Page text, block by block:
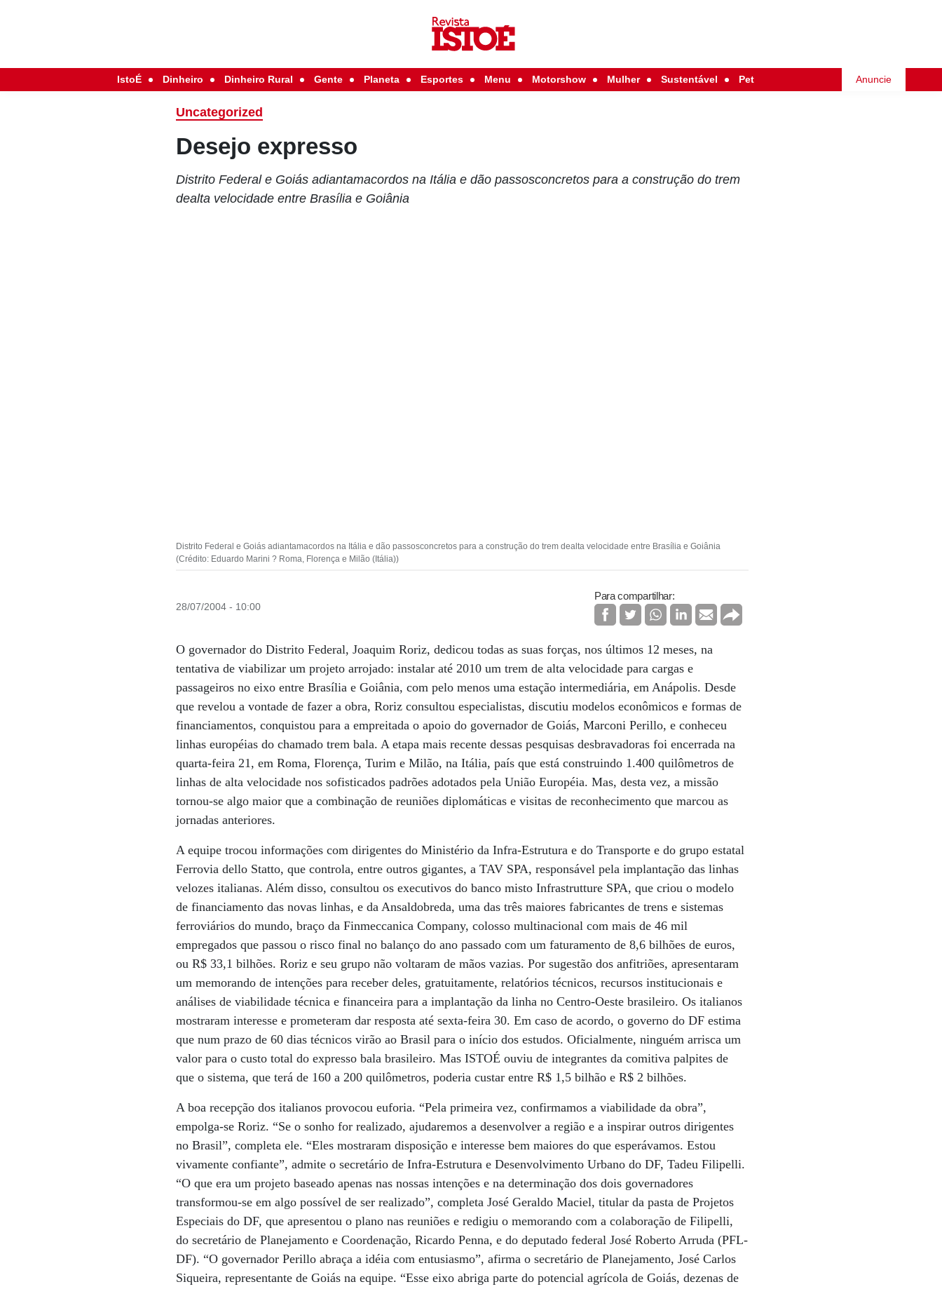
IstoÉ Dinheiro Dinheiro Rural Gente Planeta Esportes Menu Motorshow Mulher Sustentável Pet Anuncie
Uncategorized
Desejo expresso
Distrito Federal e Goiás adiantamacordos na Itália e dão passosconcretos para a construção do trem
dealta velocidade entre Brasília e Goiânia
Distrito Federal e Goiás adiantamacordos na Itália e dão passosconcretos para a construção do trem dealta velocidade entre Brasília e Goiânia
(Crédito: Eduardo Marini ? Roma, Florença e Milão (Itália))
28/07/2004 - 10:00
Para compartilhar:
O governador do Distrito Federal, Joaquim Roriz, dedicou todas as suas forças, nos últimos 12 meses, na
tentativa de viabilizar um projeto arrojado: instalar até 2010 um trem de alta velocidade para cargas e
passageiros no eixo entre Brasília e Goiânia, com pelo menos uma estação intermediária, em Anápolis. Desde
que revelou a vontade de fazer a obra, Roriz consultou especialistas, discutiu modelos econômicos e formas de
financiamentos, conquistou para a empreitada o apoio do governador de Goiás, Marconi Perillo, e conheceu
linhas européias do chamado trem bala. A etapa mais recente dessas pesquisas desbravadoras foi encerrada na
quarta-feira 21, em Roma, Florença, Turim e Milão, na Itália, país que está construindo 1.400 quilômetros de
linhas de alta velocidade nos sofisticados padrões adotados pela União Européia. Mas, desta vez, a missão
tornou-se algo maior que a combinação de reuniões diplomáticas e visitas de reconhecimento que marcou as
jornadas anteriores.
A equipe trocou informações com dirigentes do Ministério da Infra-Estrutura e do Transporte e do grupo estatal
Ferrovia dello Statto, que controla, entre outros gigantes, a TAV SPA, responsável pela implantação das linhas
velozes italianas. Além disso, consultou os executivos do banco misto Infrastrutture SPA, que criou o modelo
de financiamento das novas linhas, e da Ansaldobreda, uma das três maiores fabricantes de trens e sistemas
ferroviários do mundo, braço da Finmeccanica Company, colosso multinacional com mais de 46 mil
empregados que passou o risco final no balanço do ano passado com um faturamento de 8,6 bilhões de euros,
ou R$ 33,1 bilhões. Roriz e seu grupo não voltaram de mãos vazias. Por sugestão dos anfitriões, apresentaram
um memorando de intenções para receber deles, gratuitamente, relatórios técnicos, recursos institucionais e
análises de viabilidade técnica e financeira para a implantação da linha no Centro-Oeste brasileiro. Os italianos
mostraram interesse e prometeram dar resposta até sexta-feira 30. Em caso de acordo, o governo do DF estima
que num prazo de 60 dias técnicos virão ao Brasil para o início dos estudos. Oficialmente, ninguém arrisca um
valor para o custo total do expresso bala brasileiro. Mas ISTOÉ ouviu de integrantes da comitiva palpites de
que o sistema, que terá de 160 a 200 quilômetros, poderia custar entre R$ 1,5 bilhão e R$ 2 bilhões.
A boa recepção dos italianos provocou euforia. “Pela primeira vez, confirmamos a viabilidade da obra”,
empolga-se Roriz. “Se o sonho for realizado, ajudaremos a desenvolver a região e a inspirar outros dirigentes
no Brasil”, completa ele. “Eles mostraram disposição e interesse bem maiores do que esperávamos. Estou
vivamente confiante”, admite o secretário de Infra-Estrutura e Desenvolvimento Urbano do DF, Tadeu Filipelli.
“O que era um projeto baseado apenas nas nossas intenções e na determinação dos dois governadores
transformou-se em algo possível de ser realizado”, completa José Geraldo Maciel, titular da pasta de Projetos
Especiais do DF, que apresentou o plano nas reuniões e redigiu o memorando com a colaboração de Filipelli,
do secretário de Planejamento e Coordenação, Ricardo Penna, e do deputado federal José Roberto Arruda (PFL-
DF). “O governador Perillo abraça a idéia com entusiasmo”, afirma o secretário de Planejamento, José Carlos
Siqueira, representante de Goiás na equipe. “Esse eixo abriga parte do potencial agrícola de Goiás, dezenas de